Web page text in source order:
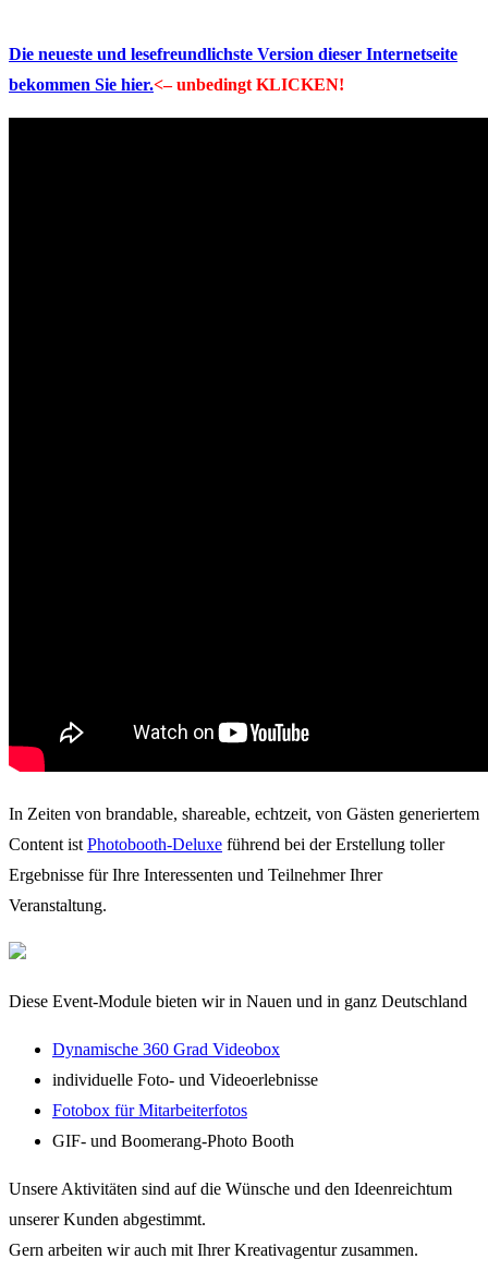
Die neueste und lesefreundlichste Version dieser Internetseite
bekommen Sie hier.<– unbedingt KLICKEN!
In Zeiten von brandable, shareable, echtzeit, von Gästen generiertem
Content ist Photobooth-Deluxe führend bei der Erstellung toller
Ergebnisse für Ihre Interessenten und Teilnehmer Ihrer
Veranstaltung.
Diese Event-Module bieten wir in Nauen und in ganz Deutschland
Dynamische 360 Grad Videobox
individuelle Foto- und Videoerlebnisse
Fotobox für Mitarbeiterfotos
GIF- und Boomerang-Photo Booth
Unsere Aktivitäten sind auf die Wünsche und den Ideenreichtum
unserer Kunden abgestimmt.
Gern arbeiten wir auch mit Ihrer Kreativagentur zusammen.